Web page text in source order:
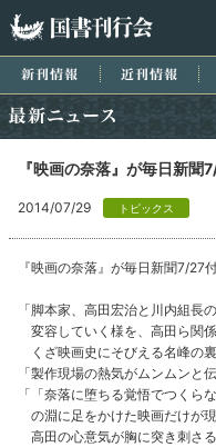
新刊情報 近刊
『映画の奈落』が毎日新聞
2014/07/29 トピックス
『映画の奈落』が毎日新聞7/27
「脚本家、高田宏治と川内組長
変容していく様を、高田ら関
くざ映画史にそびえる名峰の裏
「製作現場の熱気がムンムンと
「「奈落に堕ちる覚悟でつくら
の淵に足をかけた映画だけが
高田の心意気が胸に突き刺さる